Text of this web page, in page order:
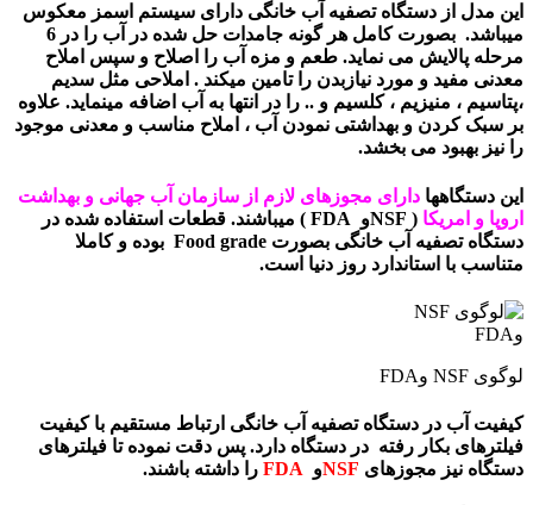
این مدل از دستگاه تصفیه آب خانگی دارای سیستم اسمز معکوس
میباشد. بصورت کامل هر گونه جامدات حل شده در آب را در 6
مرحله پالایش می نماید. طعم و مزه آب را اصلاح و سپس املاح
معدنی مفید و مورد نیازبدن را تامین میکند . املاحی مثل سدیم
،پتاسیم ، منیزیم ، کلسیم و .. را در انتها به آب اضافه مینماید. علاوه
بر سبک کردن و بهداشتی نمودن آب ، املاح مناسب و معدنی موجود
را نیز بهبود می بخشد.
این دستگاهها دارای مجوزهای لازم از سازمان آب جهانی و بهداشت
اروپا و امریکا
( NSFو FDA ) میباشند. قطعات استفاده شده در
دستگاه تصفیه آب خانگی بصورت Food grade بوده و کاملا
متناسب با استاندارد روز دنیا است.
لوگوی NSF وFDA
کیفیت آب در دستگاه تصفیه آب خانگی ارتباط مستقیم با کیفیت
فیلترهای بکار رفته در دستگاه دارد. پس دقت نموده تا فیلترهای
دستگاه نیز مجوزهای NSFو FDA را داشته باشند.